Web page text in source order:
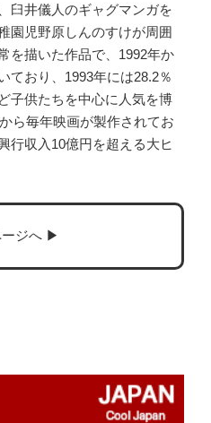
臼井儀人のギャグマンガを
園児野原しんのすけが周囲
を描いた作品で、1992年か
ており、1993年には28.2％
子供たちを中心に人気を博
ら毎年映画が製作されてお
行収入10億円を超える大ヒ
ジへ ▶︎